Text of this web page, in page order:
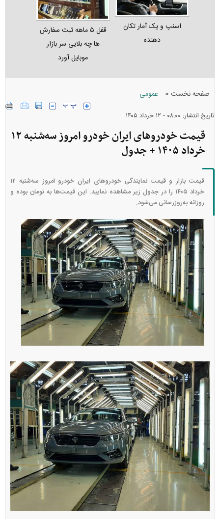
اسنپ و یک آمار تکان‌
دهنده
قفل ۵ ماهه ثبت‌ سفارش‌
ها چه بلایی سر بازار
موبایل آورد
صفحه نخست » عمومی
تاریخ انتشار: ۰۸:۰۰ - ۱۲ خرداد ۱۴۰۵
قیمت خودرو‌های ایران خودرو امروز سه‌شنبه ۱۲
خرداد ۱۴۰۵ + جدول
قیمت بازار و قیمت نمایندگی خودرو‌های ایران خودرو امروز سه‌شنبه ۱۲
خرداد ۱۴۰۵ را در جدول زیر مشاهده نمایید. این قیمت‌ها به تومان بوده و
روزانه به‌روز‌رسانی می‌شود.